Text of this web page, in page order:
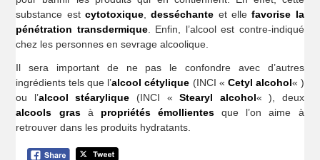
substance estcytotoxique ,desséchante et ellefavorise la
pénétration transdermique. Enfin, l’alcool est contre-indiqué
chez les personnes en sevrage alcoolique.
Il sera important de ne pas le confondre avec d’autres
ingrédients tels que l’alcool cétylique (INCI « Cetyl alcohol« )
ou l’alcool stéarylique (INCI «Stearyl alcohol« ), deux
alcools grasà propriétés émollientes que l’on aime à
retrouver dans les produits hydratants.